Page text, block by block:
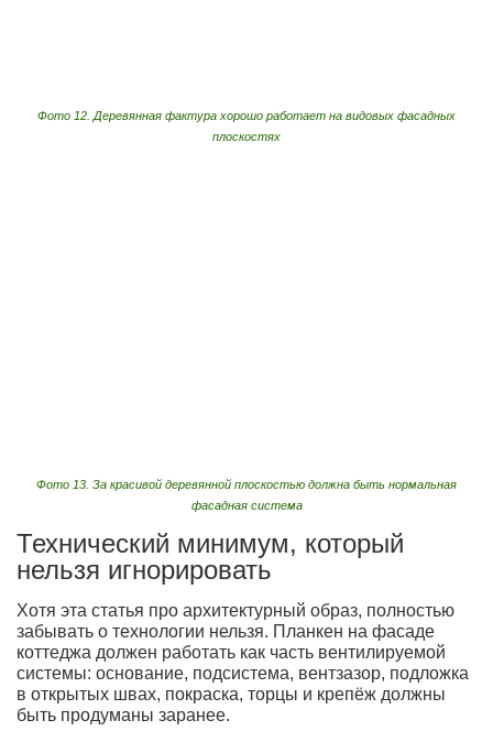
Фото 12. Деревянная фактура хорошо работает на видовых фасадных
плоскостях
Фото 13. За красивой деревянной плоскостью должна быть нормальная
фасадная система
Технический минимум, который
нельзя игнорировать
Хотя эта статья про архитектурный образ, полностью
забывать о технологии нельзя. Планкен на фасаде
коттеджа должен работать как часть вентилируемой
системы: основание, подсистема, вентзазор, подложка
в открытых швах, покраска, торцы и крепёж должны
быть продуманы заранее.